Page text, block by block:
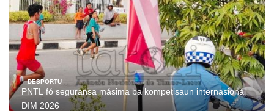
DESPORTU
PNTL fó seguransa másima ba kompetisaun internasionál
DIM 2026